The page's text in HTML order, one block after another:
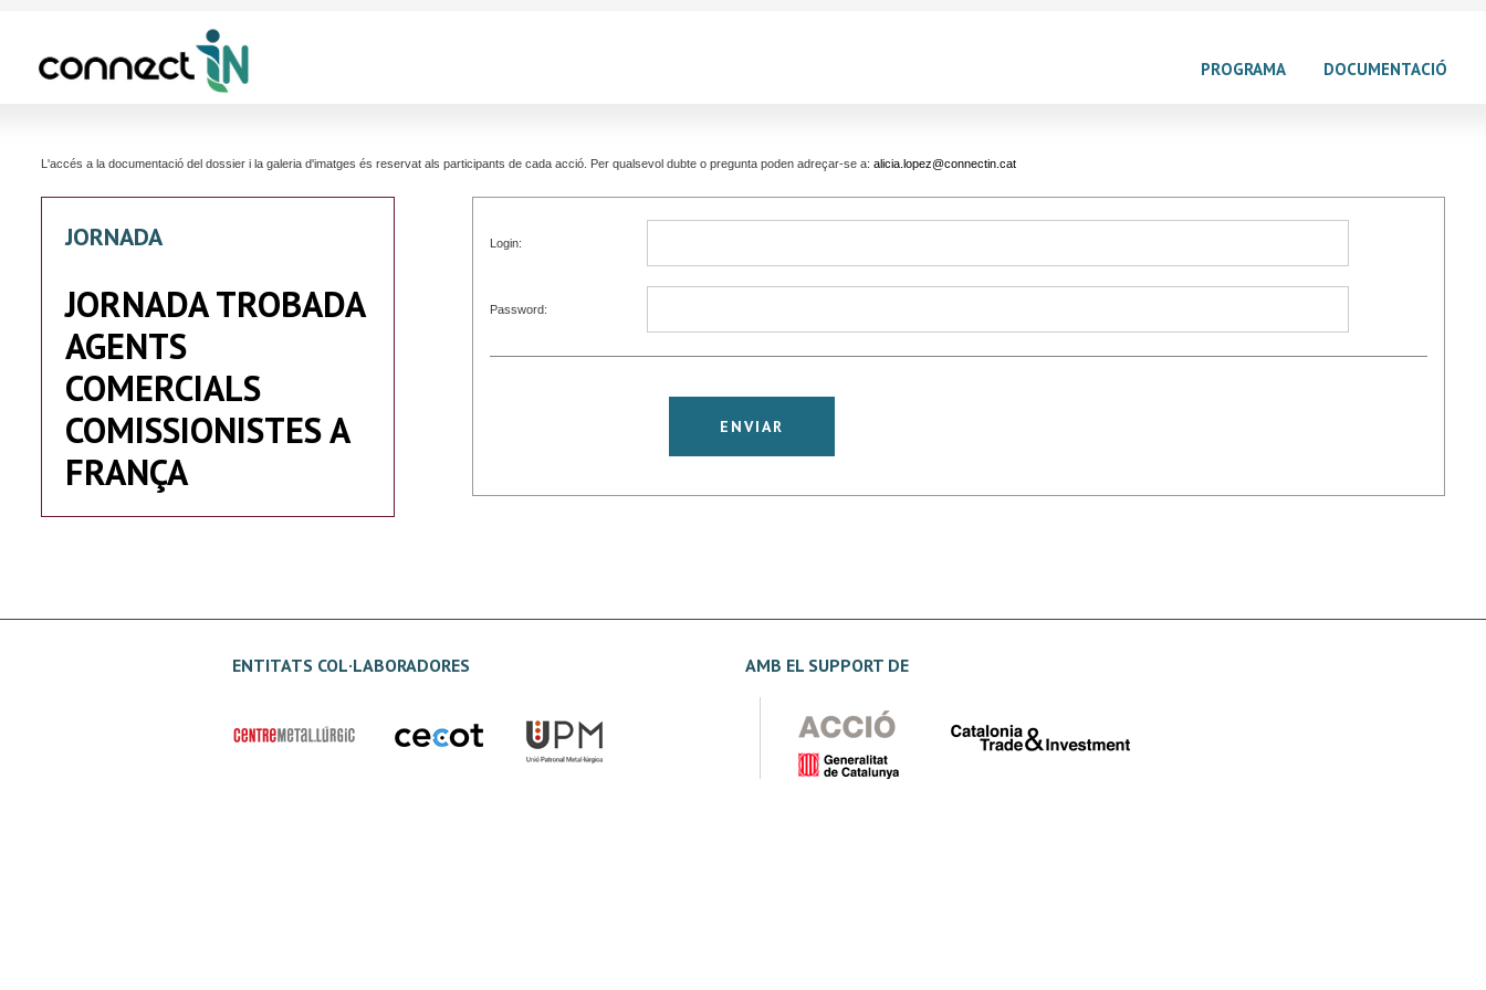
PROGRAMA DOCUMENTACIÓ
L'accés a la documentació del dossier i la galeria d'imatges és reservat als participants de cada acció. Per qualsevol dubte o pregunta poden adreçar-se a: alicia.lopez@connectin.cat
JORNADA
JORNADA TROBADA
AGENTS
COMERCIALS
COMISSIONISTES A
FRANÇA
Login:
Password:
ENTITATS COL·LABORADORES AMB EL SUPPORT DE